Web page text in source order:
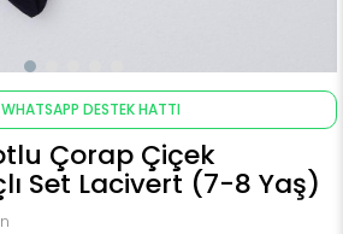
WHATSAPP DESTEK HATTI
Çorap Çiçek
Set Lacivert (7-8 Yaş)